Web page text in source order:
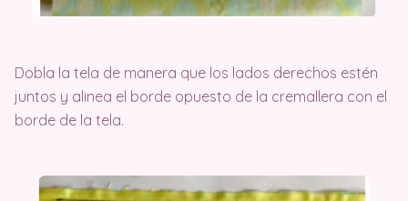
Dobla la tela de manera que los lados derechos estén
juntos y alinea el borde opuesto de la cremallera con el
borde de la tela.